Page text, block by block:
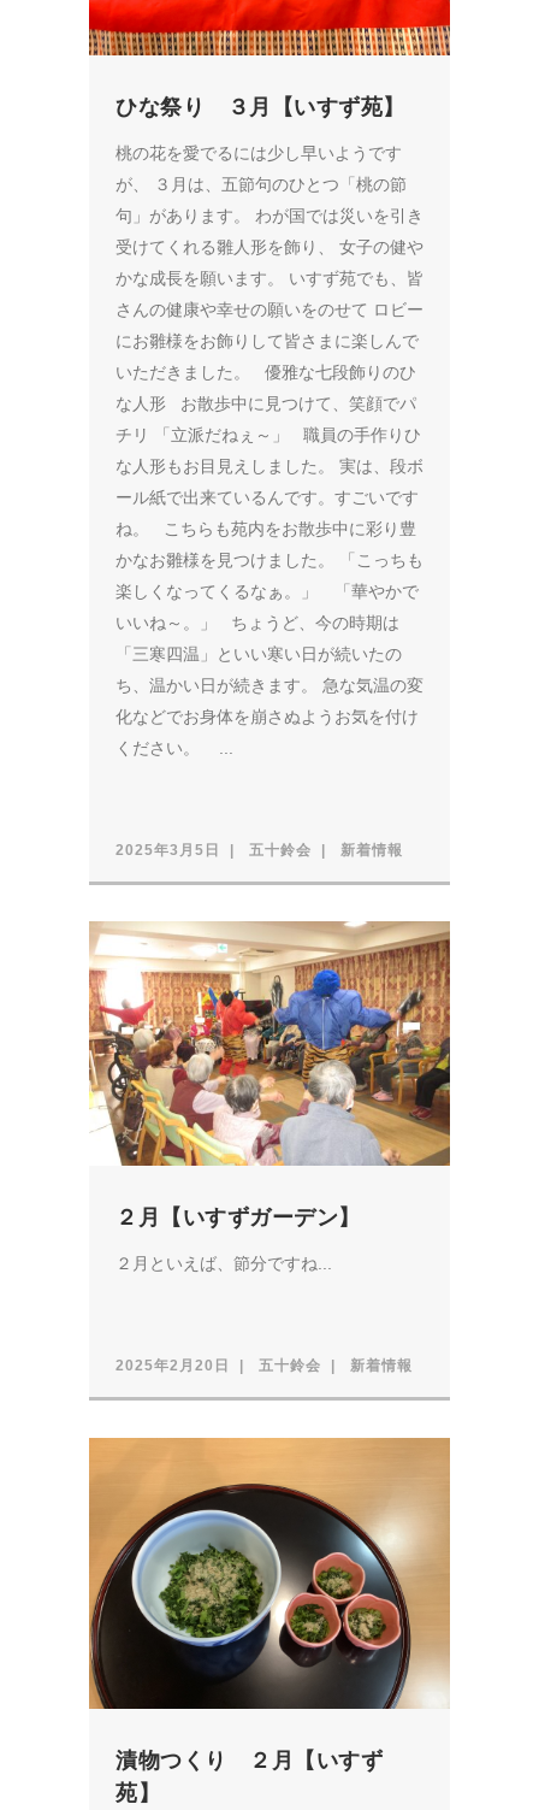
ひな祭り ３月【いすず苑】
桃の花を愛でるには少し早いようです
が、 ３月は、五節句のひとつ「桃の節
句」があります。 わが国では災いを引き
受けてくれる雛人形を飾り、 女子の健や
かな成長を願います。 いすず苑でも、皆
さんの健康や幸せの願いをのせて ロビー
にお雛様をお飾りして皆さまに楽しんで
いただきました。 優雅な七段飾りのひ
な人形 お散歩中に見つけて、笑顔でパ
チリ 「立派だねぇ～」 職員の手作りひ
な人形もお目見えしました。 実は、段ボ
ール紙で出来ているんです。すごいです
ね。 こちらも苑内をお散歩中に彩り豊
かなお雛様を見つけました。 「こっちも
楽しくなってくるなぁ。」 「華やかで
いいね～。」 ちょうど、今の時期は
「三寒四温」といい寒い日が続いたの
ち、温かい日が続きます。 急な気温の変
化などでお身体を崩さぬようお気を付け
ください。 ...
2025年3月5日 五十鈴会 新着情報
２月【いすずガーデン】
２月といえば、節分ですね...
2025年2月20日 五十鈴会 新着情報
漬物つくり ２月【いすず
苑】